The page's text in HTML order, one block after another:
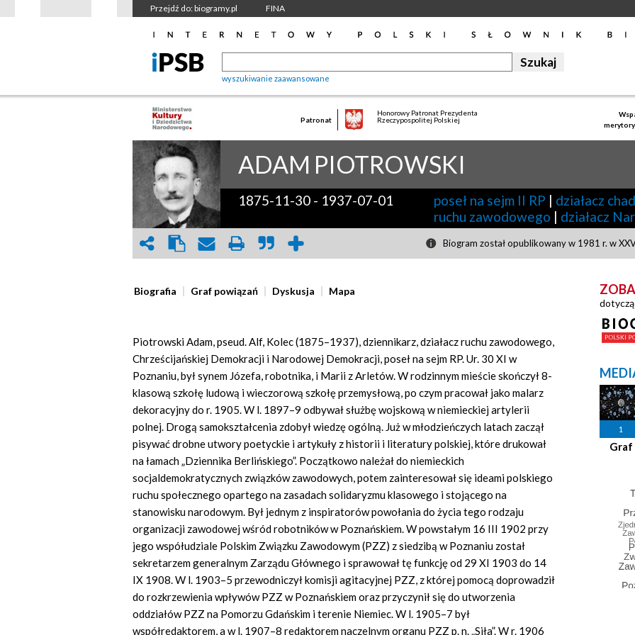
Przejdź do: biogramy.pl FINA
wyszukiwanie zaawansowane
Patronat
Honorowy Patronat Prezydenta
Rzeczypospolitej Polskiej
ADAM PIOTROWSKI
1875-11-30 - 1937-07-01 poseł na sejm II RP | działacz
ruchu zawodowego | działacz
Biogram został opublikowany w 1981 r. w
Biografia Graf powiązań Dyskusja Mapa
Piotrowski Adam, pseud. Alf, Kolec (1875–1937), dziennikarz, działacz ruchu zawodowego,
Chrześcijańskiej Demokracji i Narodowej Demokracji, poseł na sejm RP. Ur. 30 XI w
Poznaniu, był synem Józefa, robotnika, i Marii z Arletów. W rodzinnym mieście skończył 8-
klasową szkołę ludową i wieczorową szkołę przemysłową, po czym pracował jako malarz
dekoracyjny do r. 1905. W l. 1897–9 odbywał służbę wojskową w niemieckiej artylerii
polnej. Drogą samokształcenia zdobył wiedzę ogólną. Już w młodzieńczych latach zaczął
pisywać drobne utwory poetyckie i artykuły z historii i literatury polskiej, które drukował
na łamach „Dziennika Berlińskiego”. Początkowo należał do niemieckich
socjaldemokratycznych związków zawodowych, potem zainteresował się ideami polskiego
ruchu społecznego opartego na zasadach solidaryzmu klasowego i stojącego na
stanowisku narodowym. Był jednym z inspiratorów powołania do życia tego rodzaju
organizacji zawodowej wśród robotników w Poznańskiem. W powstałym 16 III 1902 przy
jego współudziale Polskim Związku Zawodowym (PZZ) z siedzibą w Poznaniu został
sekretarzem generalnym Zarządu Głównego i sprawował tę funkcję od 29 XI 1903 do 14
IX 1908. W l. 1903–5 przewodniczył komisji agitacyjnej PZZ, z której pomocą doprowadził
do rozkrzewienia wpływów PZZ w Poznańskiem oraz przyczynił się do utworzenia
oddziałów PZZ na Pomorzu Gdańskim i terenie Niemiec. W l. 1905–7 był
współredaktorem, a w l. 1907–8 redaktorem naczelnym organu PZZ p. n. „Siła”. W r. 1906
1
Graf